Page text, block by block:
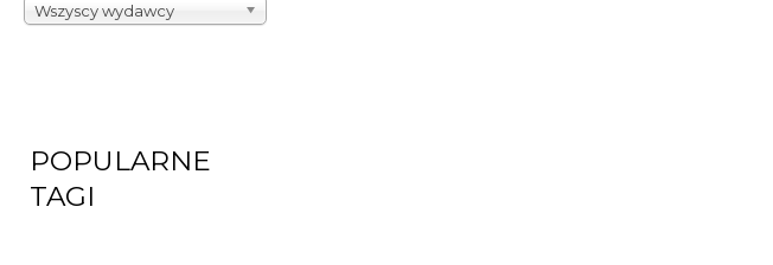
Wszyscy wydawcy
POPULARNE
TAGI